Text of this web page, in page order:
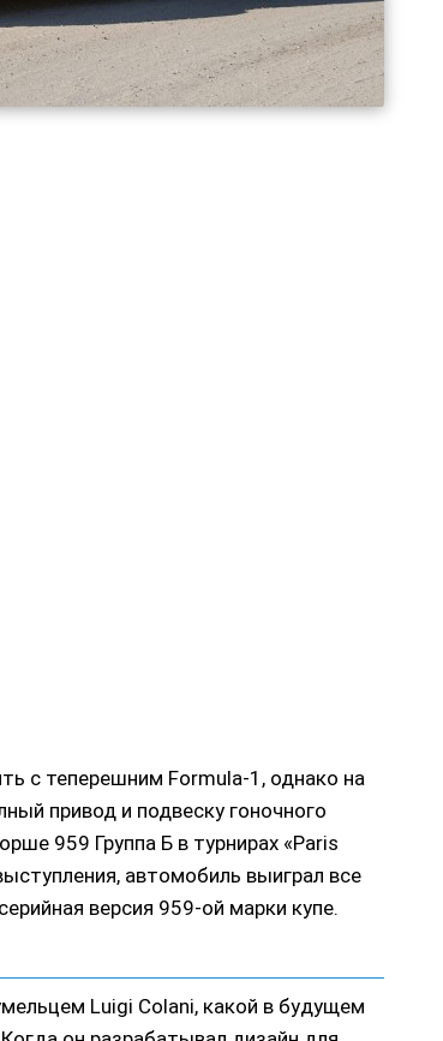
с теперешним Formula-1, однако на
привод и подвеску гоночного
959 Группа Б в турнирах «Paris
автомобиль выиграл все
версия 959-ой марки купе.
Luigi Colani, какой в будущем